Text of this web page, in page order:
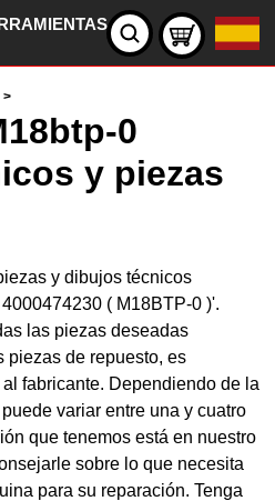
>
0
y piezas
y dibujos técnicos
( M18BTP-0 )'.
las piezas deseadas
piezas de repuesto, es
fabricante. Dependiendo de la
variar entre una y cuatro
que tenemos está en nuestro
sobre lo que necesita
para su reparación. Tenga